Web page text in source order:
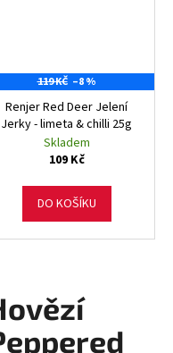
119 KČ –8 %
Renjer Red Deer Jelení
Jerky - limeta & chilli 25g
Skladem
109 Kč
DO KOŠÍKU